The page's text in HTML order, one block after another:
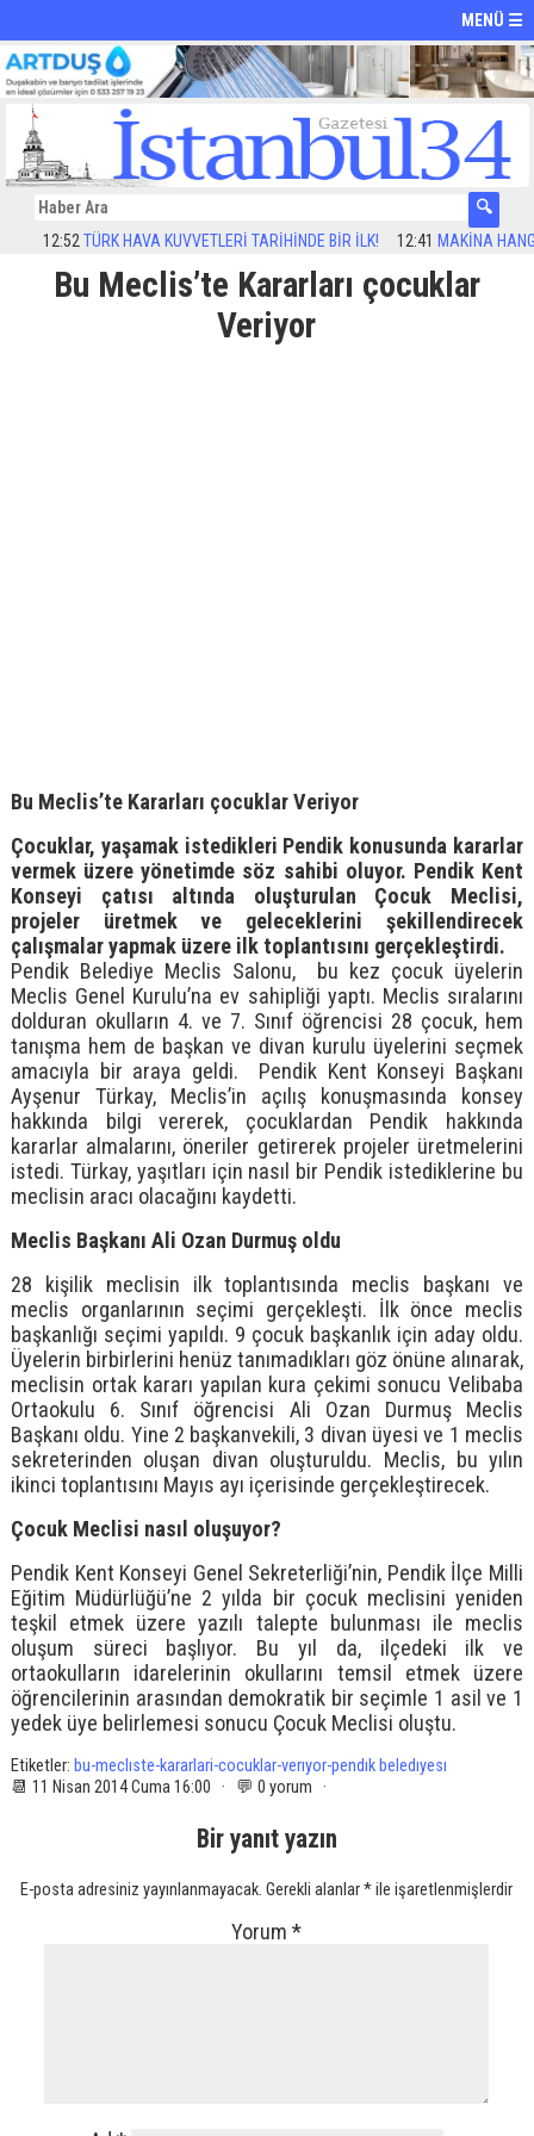
MENÜ ☰
12:52 TÜRK HAVA KUVVETLERİ TARİHİNDE BİR İLK! 12:41 MAKİNA
Bu Meclis’te Kararları çocuklar
Veriyor
Bu Meclis’te Kararları çocuklar Veriyor
Çocuklar, yaşamak istedikleri Pendik konusunda kararlar
vermek üzere yönetimde söz sahibi oluyor. Pendik Kent
Konseyi çatısı altında oluşturulan Çocuk Meclisi,
projeler üretmek ve geleceklerini şekillendirecek
çalışmalar yapmak üzere ilk toplantısını gerçekleştirdi.
Pendik Belediye Meclis Salonu, bu kez çocuk üyelerin
Meclis Genel Kurulu’na ev sahipliği yaptı. Meclis sıralarını
dolduran okulların 4. ve 7. Sınıf öğrencisi 28 çocuk, hem
tanışma hem de başkan ve divan kurulu üyelerini seçmek
amacıyla bir araya geldi. Pendik Kent Konseyi Başkanı
Ayşenur Türkay, Meclis’in açılış konuşmasında konsey
hakkında bilgi vererek, çocuklardan Pendik hakkında
kararlar almalarını, öneriler getirerek projeler üretmelerini
istedi. Türkay, yaşıtları için nasıl bir Pendik istediklerine bu
meclisin aracı olacağını kaydetti.
Meclis Başkanı Ali Ozan Durmuş oldu
28 kişilik meclisin ilk toplantısında meclis başkanı ve
meclis organlarının seçimi gerçekleşti. İlk önce meclis
başkanlığı seçimi yapıldı. 9 çocuk başkanlık için aday oldu.
Üyelerin birbirlerini henüz tanımadıkları göz önüne alınarak,
meclisin ortak kararı yapılan kura çekimi sonucu Velibaba
Ortaokulu 6. Sınıf öğrencisi Ali Ozan Durmuş Meclis
Başkanı oldu. Yine 2 başkanvekili, 3 divan üyesi ve 1 meclis
sekreterinden oluşan divan oluşturuldu. Meclis, bu yılın
ikinci toplantısını Mayıs ayı içerisinde gerçekleştirecek.
Çocuk Meclisi nasıl oluşuyor?
Pendik Kent Konseyi Genel Sekreterliği’nin, Pendik İlçe Milli
Eğitim Müdürlüğü’ne 2 yılda bir çocuk meclisini yeniden
teşkil etmek üzere yazılı talepte bulunması ile meclis
oluşum süreci başlıyor. Bu yıl da, ilçedeki ilk ve
ortaokulların idarelerinin okullarını temsil etmek üzere
öğrencilerinin arasından demokratik bir seçimle 1 asil ve 1
yedek üye belirlemesi sonucu Çocuk Meclisi oluştu.
Etiketler: bu-meclıste-kararlari-cocuklar-verıyor-pendık beledıyesı
📆 11 Nisan 2014 Cuma 16:00 · 💬 0 yorum ·
Bir yanıt yazın
E-posta adresiniz yayınlanmayacak. Gerekli alanlar*ile işaretlenmişlerdir
Yorum*